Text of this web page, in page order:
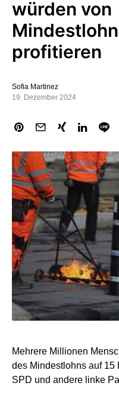
würden von
profitieren
Sofia Martinez
19. Dezember 2024
Mehrere Millionen
des Mindestlohns auf 15
SPD und andere linke